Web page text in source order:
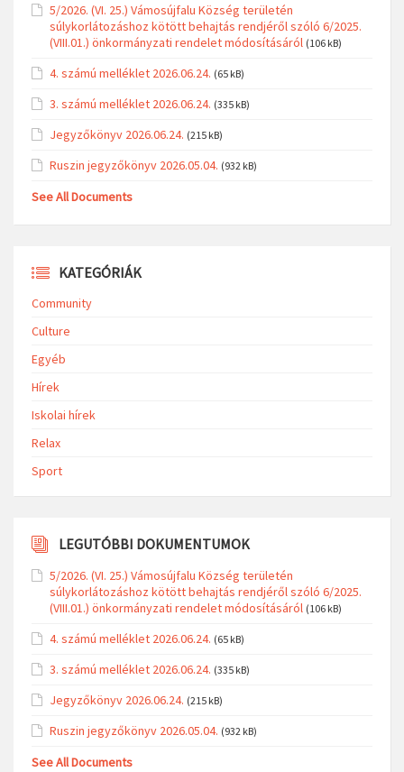
5/2026. (VI. 25.) Vámosújfalu Község területén
súlykorlátozáshoz kötött behajtás rendjéről szóló 6/2025.
(VIII.01.) önkormányzati rendelet módosításáról (106 kB)
4. számú melléklet 2026.06.24. (65 kB)
3. számú melléklet 2026.06.24. (335 kB)
Jegyzőkönyv 2026.06.24. (215 kB)
Ruszin jegyzőkönyv 2026.05.04. (932 kB)
See All Documents
KATEGÓRIÁK
Community
Culture
Egyéb
Hírek
Iskolai hírek
Relax
Sport
LEGUTÓBBI DOKUMENTUMOK
5/2026. (VI. 25.) Vámosújfalu Község területén
súlykorlátozáshoz kötött behajtás rendjéről szóló 6/2025.
(VIII.01.) önkormányzati rendelet módosításáról (106 kB)
4. számú melléklet 2026.06.24. (65 kB)
3. számú melléklet 2026.06.24. (335 kB)
Jegyzőkönyv 2026.06.24. (215 kB)
Ruszin jegyzőkönyv 2026.05.04. (932 kB)
See All Documents